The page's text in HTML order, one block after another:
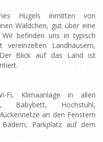
Hügels inmitten von
Wäldchen, gut über eine
befinden uns in typisch
vereinzelten Landhäusern,
Blick auf das Land ist
Klimaanlage in allen
Babybett, Hochstuhl,
an den Fenstern
Parkplatz auf dem